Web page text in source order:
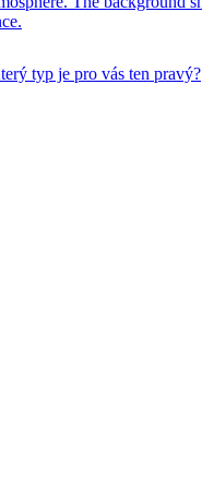
typ je pro vás ten pravý?